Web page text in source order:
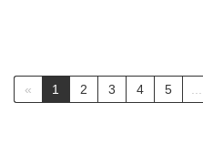
« 1 2 3 4 5 ...